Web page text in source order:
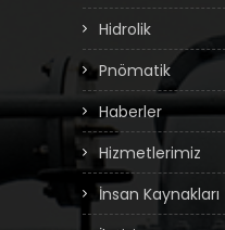
Hidrolik
Pnömatik
Haberler
Hizmetlerimiz
İnsan Kaynakları